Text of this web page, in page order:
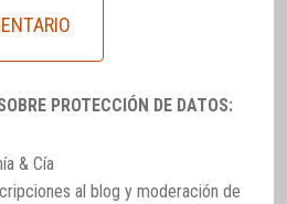
PROTECCIÓN DE DATOS:
& Cía
al blog y moderación de